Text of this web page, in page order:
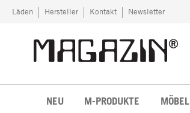
Zum Inhalt springen
Läden Hersteller Kontakt Newsletter
NEU M-PRODUKTE MÖBEL